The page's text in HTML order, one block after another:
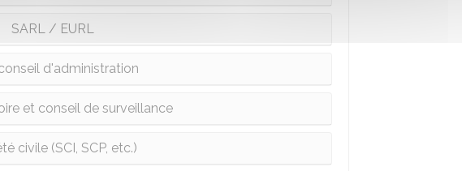
SARL / EURL
d'administration
et conseil de surveillance
civile (SCI, SCP, etc.)